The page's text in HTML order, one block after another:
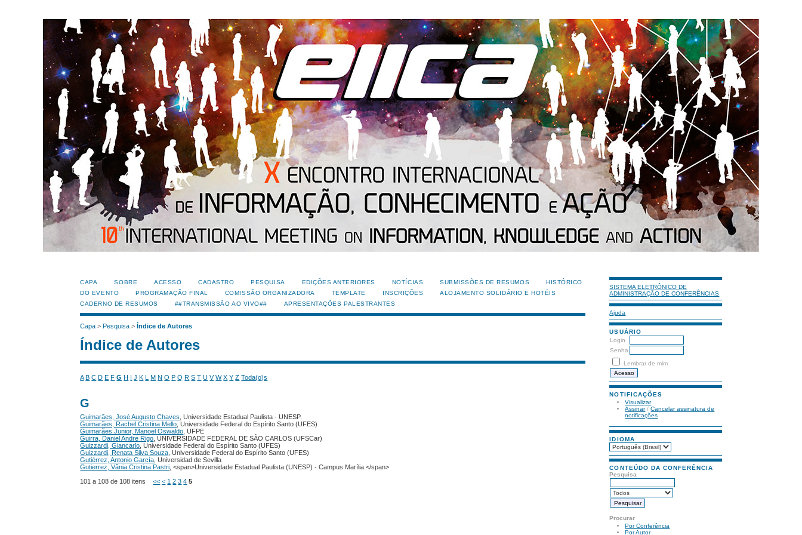
SISTEMA ELETRÔNICO DE
ADMINISTRAÇÃO DE CONFERÊNCIAS
Ajuda
USUÁRIO
Login
Senha
Lembrar de mim
NOTIFICAÇÕES
Visualizar
Assinar/Cancelar assinatura de
notificações
IDIOMA
CONTEÚDO DA CONFERÊNCIA
Pesquisa
Procurar
Por Conferência
Por Autor
CAPA SOBRE ACESSO CADASTRO PESQUISA EDIÇÕES ANTERIORES NOTÍCIAS SUBMISSÕES DE RESUMOS
HISTÓRICO
DO EVENTO
PROGRAMAÇÃO FINAL COMISSÃO ORGANIZADORA TEMPLATE INSCRIÇÕES
ALOJAMENTO SOLIDÁRIO E HOTÉIS
CADERNO DE RESUMOS
##TRANSMISSÃO AO VIVO## APRESENTAÇÕES PALESTRANTES
Capa >Pesquisa >Índice de Autores
Índice de Autores
A B C D E F G H I J K L M N O P Q R S T U V W X Y Z Toda(o)s
G
Guimarães, José Augusto Chaves , Universidade Estadual Paulista - UNESP.
Guimarães, Rachel Cristina Mello , Universidade Federal do Espírito Santo (UFES)
Guimarães Junior, Manoel Oswaldo , UFPE
Guirra, Daniel Andre Rigo , UNIVERSIDADE FEDERAL DE SÃO CARLOS (UFSCar)
Guizzardi, Giancarlo , Universidade Federal do Espírito Santo (UFES)
Guizzardi, Renata Silva Souza , Universidade Federal do Espírito Santo (UFES)
Gutiérrez, Antonio García , Universidad de Sevilla
Gutierrez, Vânia Cristina Pastri , <span>Universidade Estadual Paulista (UNESP) - Campus Marília.</span>
101 a 108 de 108 itens<< < 1 2 3 4 5